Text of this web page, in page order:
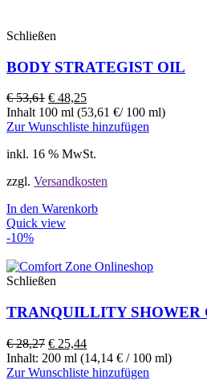
Schließen
BODY STRATEGIST OIL
€53,61 € 48,25
Inhalt 100 ml (53,61 €/ 100 ml)
Zur Wunschliste hinzufügen
inkl. 16 % MwSt.
zzgl. Versandkosten
In den Warenkorb
Quick view
-10%
Schließen
TRANQUILLITY SHOWER
€28,27 € 25,44
Inhalt: 200 ml (14,14 € / 100 ml)
Zur Wunschliste hinzufügen